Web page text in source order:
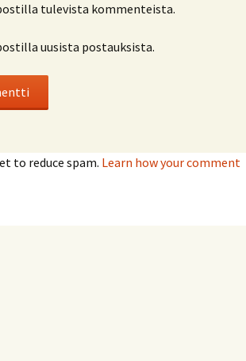
tulevista kommenteista.
uusista postauksista.
to reduce spam. Learn how your comment